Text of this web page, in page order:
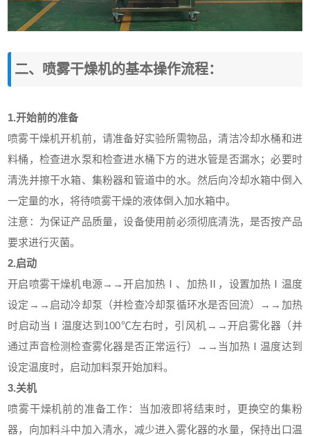
二、喷雾干燥机的基本操作流程：
1.开始前的准备
喷雾干燥机开机前，请准备好实验所需物品，清洁冷却水桶和进
料桶，检查进水泵和检查进水桶下方的进水管是否漏水；必要时
清洗并擦干水箱、集粉器和管道中的水。然后向冷却水箱中倒入
一定量的水，将待喷雾干燥的液体倒入加水箱中。
注意：为保证产品质量，设备使用前必须彻底清洗，是否按产品
要求进行灭菌。
2.启动
开启喷雾干燥机电源→→开启加热Ⅰ、加热Ⅱ，设置加热Ⅰ温度
设定→→启动冷却泵（并检查冷却泵循环水是否回流）→→加热
时启动当Ⅰ温度达到100℃左右时，引风机→→开启雾化器（并
通过声音检测检查雾化器是否正常运行）→→当加热Ⅰ温度达到
设定温度时，启动加料泵开始加料。
3.关机
喷雾干燥机前的准备工作：当加液即将结束时，更换空的集粉
器，向加料斗中加入清水，减少进入雾化器的水量，保持出口温